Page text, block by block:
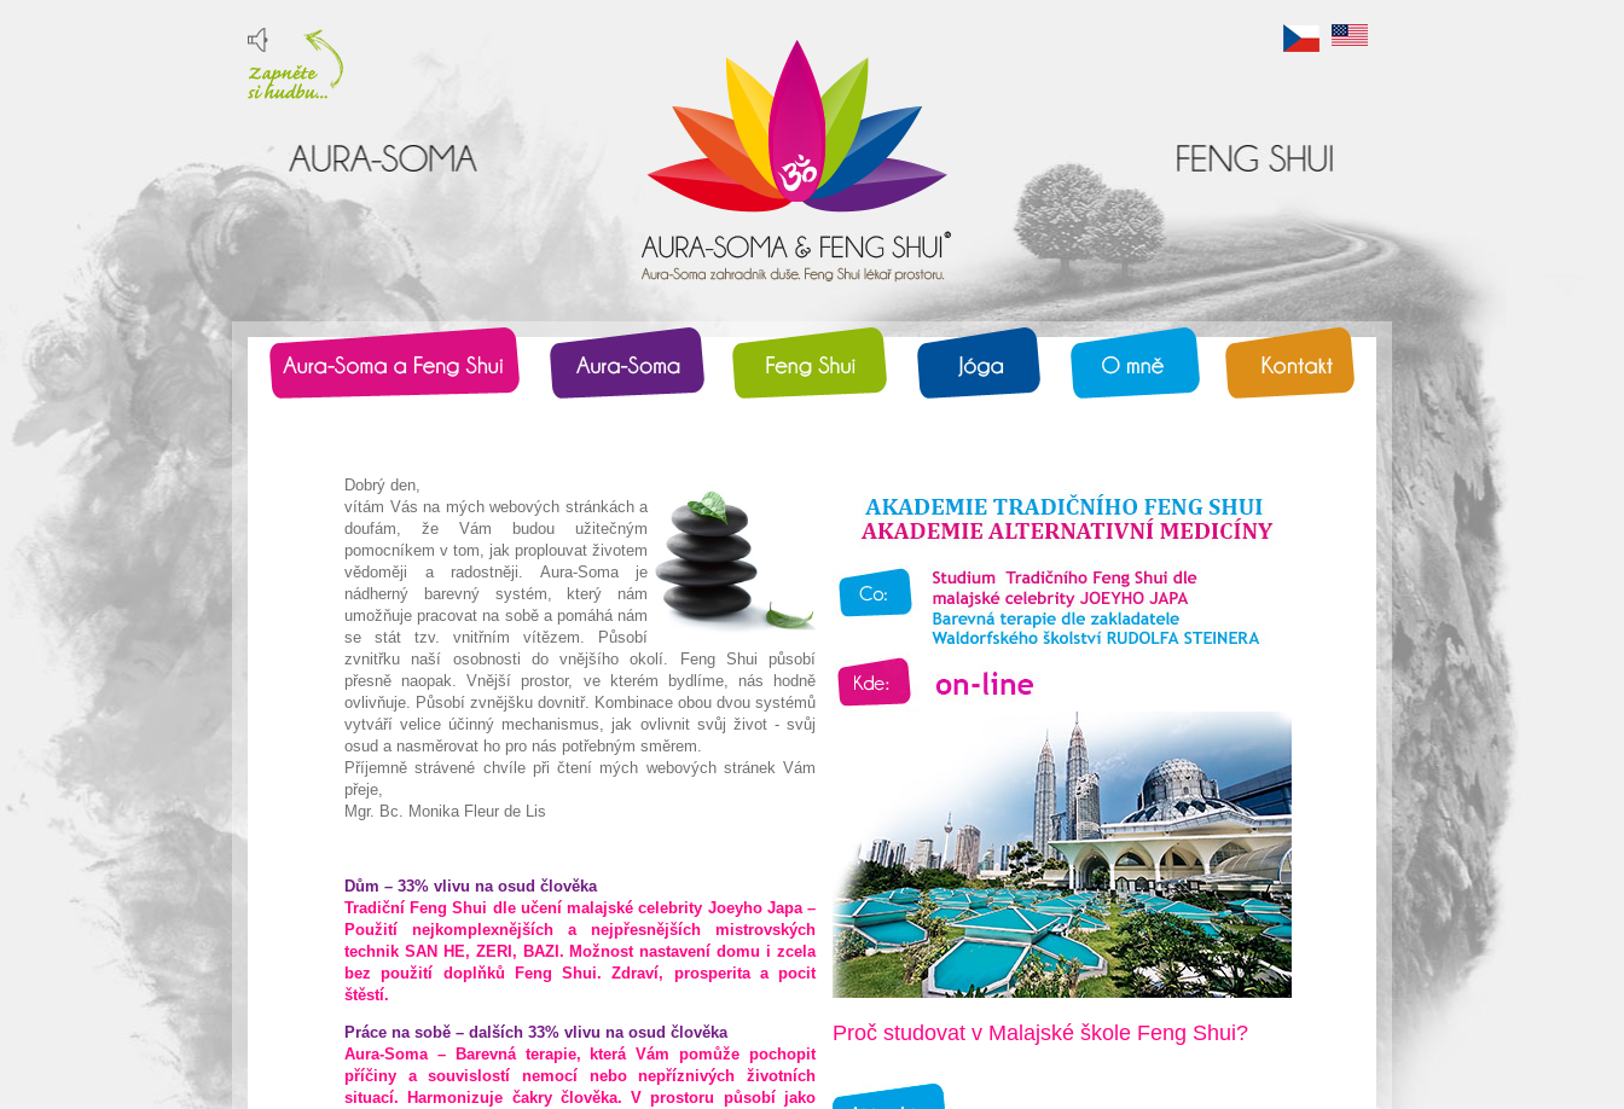
Dobrý den,
vítám Vás na mých webových stránkách a
doufám, že Vám budou užitečným
pomocníkem v tom, jak proplouvat životem
vědoměji a radostněji. Aura-Soma je
nádherný barevný systém, který nám
umožňuje pracovat na sobě a pomáhá nám
se stát tzv. vnitřním vítězem. Působí
zvnitřku naší osobnosti do vnějšího okolí. Feng Shui působí
přesně naopak. Vnější prostor, ve kterém bydlíme, nás hodně
ovlivňuje. Působí zvnějšku dovnitř. Kombinace obou dvou systémů
vytváří velice účinný mechanismus, jak ovlivnit svůj život - svůj
osud a nasměrovat ho pro nás potřebným směrem.
Příjemně strávené chvíle při čtení mých webových stránek Vám
přeje,
Mgr. Bc. Monika Fleur de Lis
Dům – 33% vlivu na osud člověka
Tradiční Feng Shui dle učení malajské celebrity Joeyho Japa –
Použití nejkomplexnějších a nejpřesnějších mistrovských
technik SAN HE, ZERI, BAZI. Možnost nastavení domu i zcela
bez použití doplňků Feng Shui. Zdraví, prosperita a pocit
štěstí.
Práce na sobě – dalších 33% vlivu na osud člověka
Aura-Soma – Barevná terapie, která Vám pomůže pochopit
příčiny a souvislostí nemocí nebo nepříznivých životních
situací. Harmonizuje čakry člověka. V prostoru působí jako
Proč studovat v Malajské škole Feng Shui?